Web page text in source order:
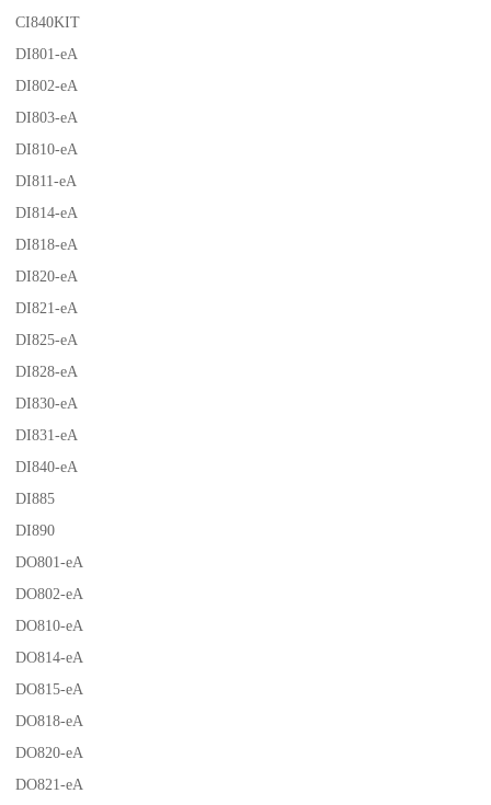
CI840KIT
DI801-eA
DI802-eA
DI803-eA
DI810-eA
DI811-eA
DI814-eA
DI818-eA
DI820-eA
DI821-eA
DI825-eA
DI828-eA
DI830-eA
DI831-eA
DI840-eA
DI885
DI890
DO801-eA
DO802-eA
DO810-eA
DO814-eA
DO815-eA
DO818-eA
DO820-eA
DO821-eA